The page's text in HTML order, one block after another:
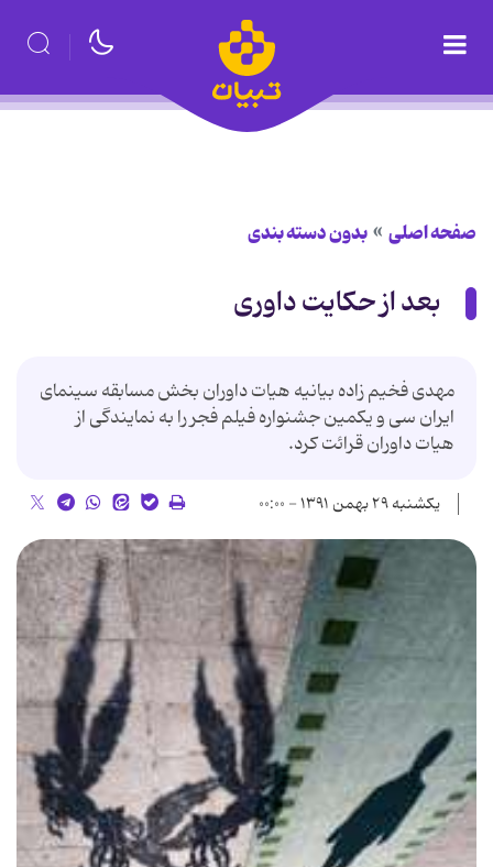
صفحه اصلی بدون دسته بندی
بعد از حکایت داوری
مهدی فخیم زاده بیانیه هیات داوران بخش مسابقه سینمای
ایران سی و یکمین جشنواره فیلم فجر را به نمایندگی از
هیات داوران قرائت کرد.
یکشنبه ۲۹ بهمن ۱۳۹۱ - ۰۰:۰۰